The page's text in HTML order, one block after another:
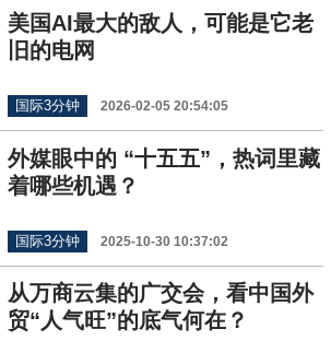
美国AI最大的敌人，可能是它老
旧的电网
国际3分钟 2026-02-05 20:54:05
外媒眼中的 “十五五”，热词里藏
着哪些机遇？
国际3分钟 2025-10-30 10:37:02
从万商云集的广交会，看中国外
贸“人气旺”的底气何在？